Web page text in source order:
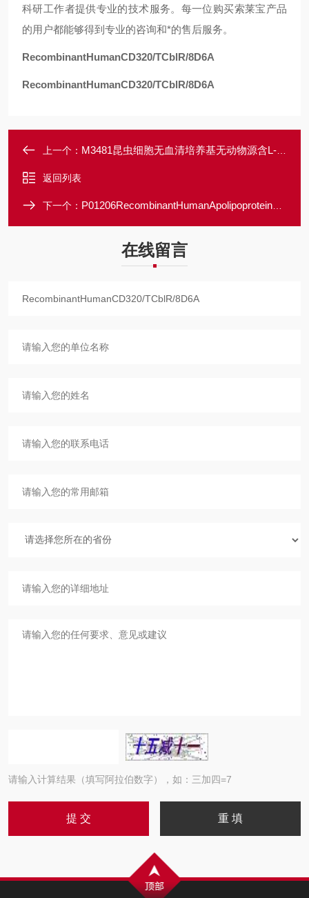
科研工作者提供专业的技术服务。每一位购买索莱宝产品
的用户都能够得到专业的咨询和*的售后服务。
RecombinantHumanCD320/TCblR/8D6A
RecombinantHumanCD320/TCblR/8D6A
上一个： M3481昆虫细胞无血清培养基无动物源含L-谷氨酰胺，不含酚红
返回列表
下一个： P01206RecombinantHumanApolipoproteinJ/ApoJ/Clusterin/CLU/CLI/KUB1
在线留言
请输入计算结果（填写阿拉伯数字），如：三加四=7